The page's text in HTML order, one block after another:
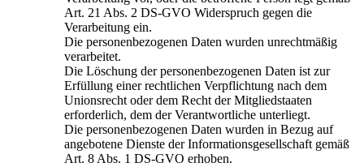
Art. 21 Abs. 2 DS-GVO Widerspruch gegen die
Verarbeitung ein.
Die personenbezogenen Daten wurden unrechtmäßig
verarbeitet.
Die Löschung der personenbezogenen Daten ist zur
Erfüllung einer rechtlichen Verpflichtung nach dem
Unionsrecht oder dem Recht der Mitgliedstaaten
erforderlich, dem der Verantwortliche unterliegt.
Die personenbezogenen Daten wurden in Bezug auf
angebotene Dienste der Informationsgesellschaft gemäß
Art. 8 Abs. 1 DS-GVO erhoben.